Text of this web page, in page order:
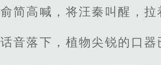
俞简高喊，将汪秦叫醒，拉
话音落下，植物尖锐的口器